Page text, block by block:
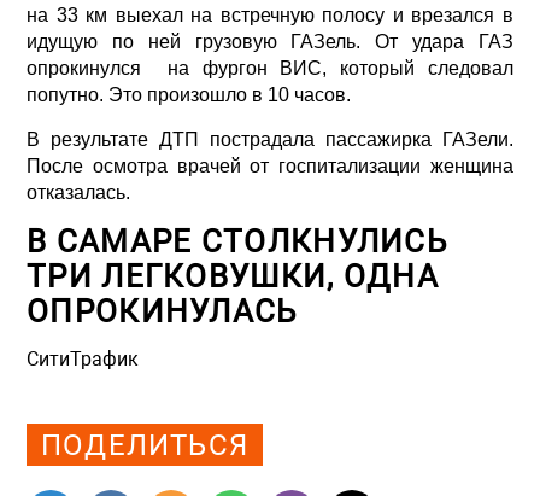
на 33 км выехал на встречную полосу и врезался в
идущую по ней грузовую ГАЗель. От удара ГАЗ
опрокинулся на фургон ВИС, который следовал
попутно. Это произошло в 10 часов.
В результате ДТП пострадала пассажирка ГАЗели.
После осмотра врачей от госпитализации женщина
отказалась.
В САМАРЕ СТОЛКНУЛИСЬ
ТРИ ЛЕГКОВУШКИ, ОДНА
ОПРОКИНУЛАСЬ
СитиТрафик
ПОДЕЛИТЬСЯ